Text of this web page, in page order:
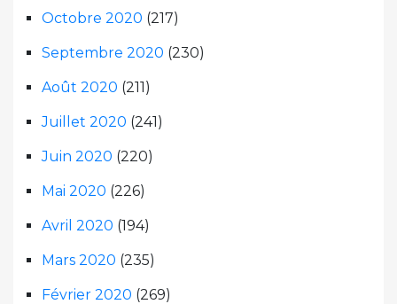
Octobre 2020 (217)
Septembre 2020 (230)
Août 2020 (211)
Juillet 2020 (241)
Juin 2020 (220)
Mai 2020 (226)
Avril 2020 (194)
Mars 2020 (235)
Février 2020 (269)